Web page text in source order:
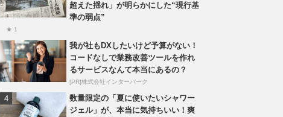
超えた揺れ」が明らかにした“現行基
準の弱点”
★ 1
我が社もDXしたいけど予算がない！
コードなしで業務改善ツールを作れ
るサービスなんて本当にあるの？
[PR]株式会社インターパーク
数量限定の「夏に使いたいシャワー
ジェル」が、本当に気持ちいい！爽